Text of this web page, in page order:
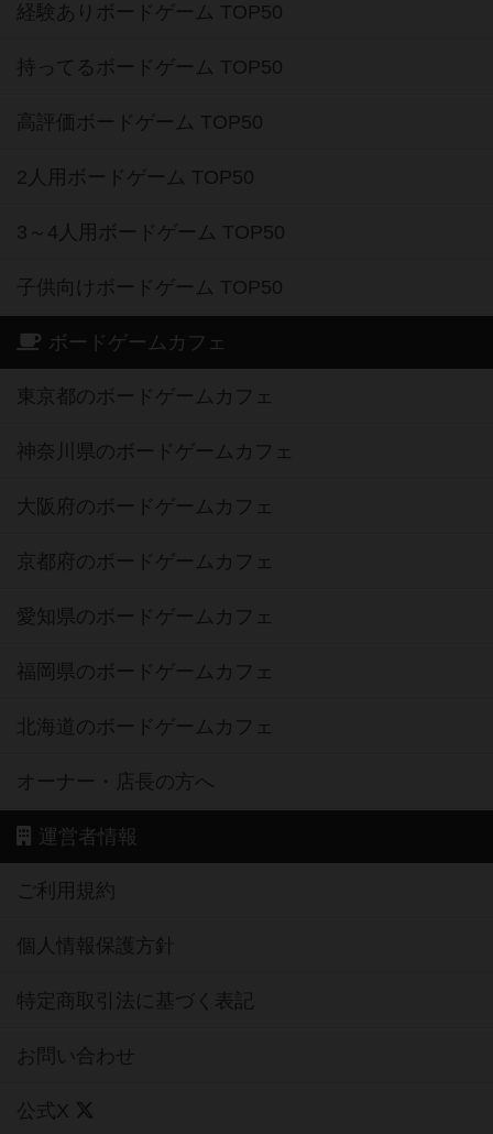
経験ありボードゲーム TOP50
持ってるボードゲーム TOP50
高評価ボードゲーム TOP50
2人用ボードゲーム TOP50
3～4人用ボードゲーム TOP50
子供向けボードゲーム TOP50
ボードゲームカフェ
東京都のボードゲームカフェ
神奈川県のボードゲームカフェ
大阪府のボードゲームカフェ
京都府のボードゲームカフェ
愛知県のボードゲームカフェ
福岡県のボードゲームカフェ
北海道のボードゲームカフェ
オーナー・店長の方へ
運営者情報
ご利用規約
個人情報保護方針
特定商取引法に基づく表記
お問い合わせ
公式X